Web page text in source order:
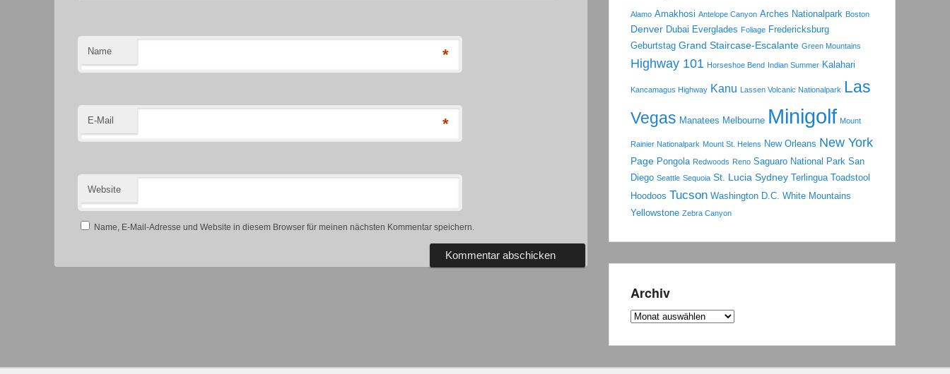
Name *
E-Mail *
Website
Name, E-Mail-Adresse und Website in diesem Browser für meinen nächsten Kommentar speichern.
Alamo Amakhosi Antelope Canyon Arches Nationalpark Boston
Denver Dubai Everglades Foliage Fredericksburg
Geburtstag Grand Staircase-Escalante Green Mountains
Highway 101 Horseshoe Bend Indian Summer Kalahari
Kancamagus Highway Kanu Lassen Volcanic Nationalpark Las
Vegas Manatees Melbourne Minigolf Mount
Rainier Nationalpark Mount St. Helens New Orleans New York
Page Pongola Redwoods Reno Saguaro National Park San
Diego Seattle Sequoia St. Lucia Sydney Terlingua Toadstool
Hoodoos Tucson Washington D.C. White Mountains
Yellowstone Zebra Canyon
Archiv
Archiv